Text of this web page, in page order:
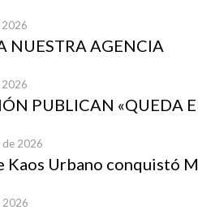
2026
NUESTRA AGENCIA
2026
PUBLICAN «QUEDA
de 2026
Kaos Urbano conquistó
2026